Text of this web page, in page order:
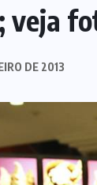
veja
DE 2013